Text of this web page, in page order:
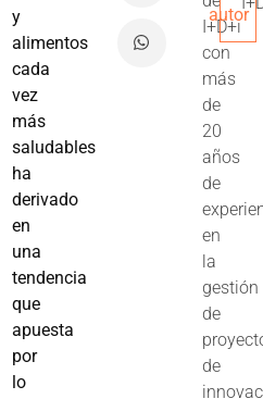
y
alimentos
cada
vez
más
saludables
ha
derivado
en
una
tendencia
que
apuesta
por
lo
I+D+i
con
más
de
20
años
de
en
la
gestión
de
de
autor